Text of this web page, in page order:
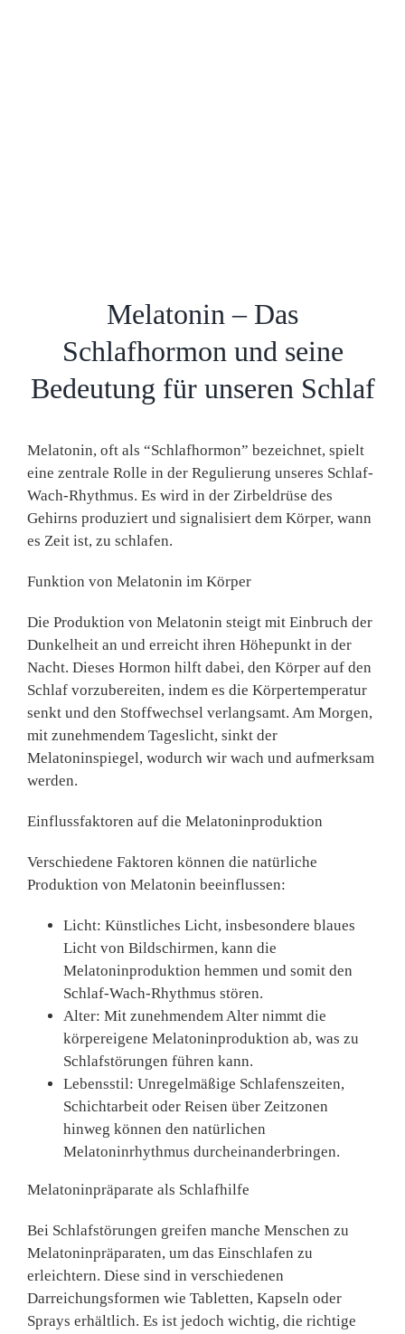
Melatonin – Das
Schlafhormon und seine
Bedeutung für unseren Schlaf
Melatonin, oft als “Schlafhormon” bezeichnet, spielt
eine zentrale Rolle in der Regulierung unseres Schlaf-
Wach-Rhythmus. Es wird in der Zirbeldrüse des
Gehirns produziert und signalisiert dem Körper, wann
es Zeit ist, zu schlafen.
Funktion von Melatonin im Körper
Die Produktion von Melatonin steigt mit Einbruch der
Dunkelheit an und erreicht ihren Höhepunkt in der
Nacht. Dieses Hormon hilft dabei, den Körper auf den
Schlaf vorzubereiten, indem es die Körpertemperatur
senkt und den Stoffwechsel verlangsamt. Am Morgen,
mit zunehmendem Tageslicht, sinkt der
Melatoninspiegel, wodurch wir wach und aufmerksam
werden.
Einflussfaktoren auf die Melatoninproduktion
Verschiedene Faktoren können die natürliche
Produktion von Melatonin beeinflussen:
Licht: Künstliches Licht, insbesondere blaues
Licht von Bildschirmen, kann die
Melatoninproduktion hemmen und somit den
Schlaf-Wach-Rhythmus stören.
Alter: Mit zunehmendem Alter nimmt die
körpereigene Melatoninproduktion ab, was zu
Schlafstörungen führen kann.
Lebensstil: Unregelmäßige Schlafenszeiten,
Schichtarbeit oder Reisen über Zeitzonen
hinweg können den natürlichen
Melatoninrhythmus durcheinanderbringen.
Melatoninpräparate als Schlafhilfe
Bei Schlafstörungen greifen manche Menschen zu
Melatoninpräparaten, um das Einschlafen zu
erleichtern. Diese sind in verschiedenen
Darreichungsformen wie Tabletten, Kapseln oder
Sprays erhältlich. Es ist jedoch wichtig, die richtige